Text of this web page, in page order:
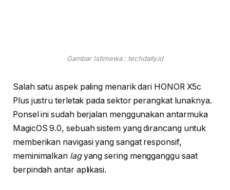
Gambar Istimewa : techdaily.id
Salah satu aspek paling menarik dari HONOR X5c
Plus justru terletak pada sektor perangkat lunaknya.
Ponsel ini sudah berjalan menggunakan antarmuka
MagicOS 9.0, sebuah sistem yang dirancang untuk
memberikan navigasi yang sangat responsif,
meminimalkan lagyang sering mengganggu saat
berpindah antar aplikasi.